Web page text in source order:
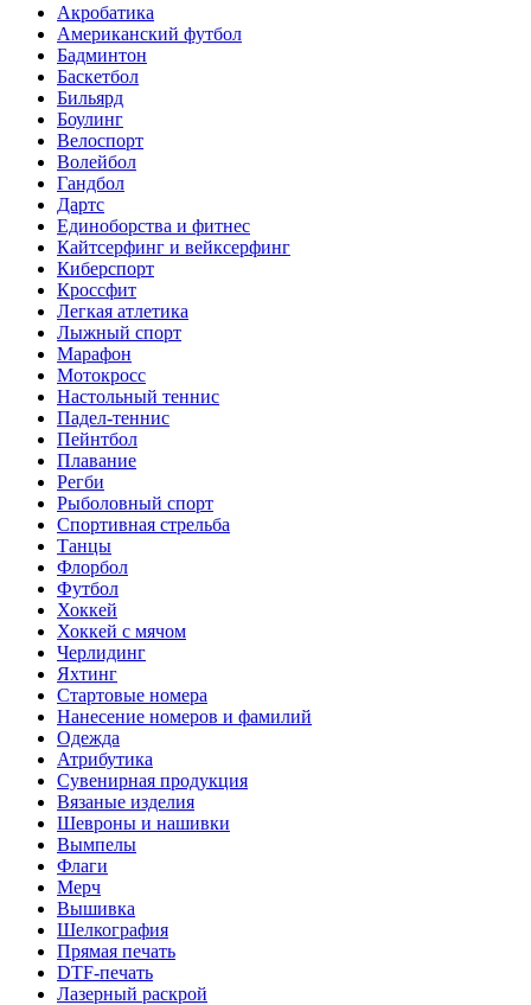
Акробатика
Американский футбол
Бадминтон
Баскетбол
Бильярд
Боулинг
Велоспорт
Волейбол
Гандбол
Дартс
Единоборства и фитнес
Кайтсерфинг и вейксерфинг
Киберспорт
Кроссфит
Легкая атлетика
Лыжный спорт
Марафон
Мотокросс
Настольный теннис
Падел-теннис
Пейнтбол
Плавание
Регби
Рыболовный спорт
Спортивная стрельба
Танцы
Флорбол
Футбол
Хоккей
Хоккей с мячом
Черлидинг
Яхтинг
Стартовые номера
Нанесение номеров и фамилий
Одежда
Атрибутика
Сувенирная продукция
Вязаные изделия
Шевроны и нашивки
Вымпелы
Флаги
Мерч
Вышивка
Шелкография
Прямая печать
DTF-печать
Лазерный раскрой